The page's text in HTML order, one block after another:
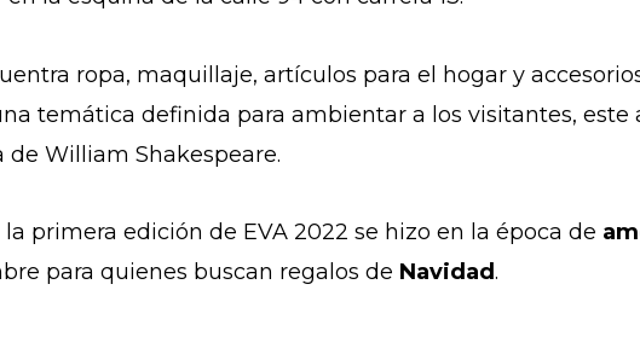
ropa, maquillaje, artículos para el hogar y
temática definida para ambientar a los visitantes,
de William Shakespeare.
primera edición de EVA 2022 se hizo en la época de
para quienes buscan regalos de Navidad.